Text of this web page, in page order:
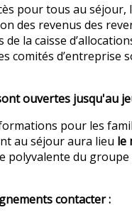
pour tous au
des revenus des
de la caisse
comités d’entreprise
ouvertes jusqu'au
pour les
au séjour aura lieu le
polyvalente du groupe
contacter :